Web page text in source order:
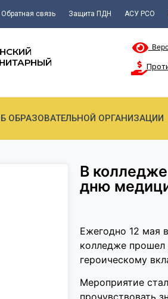
Обратная связь Защита ПДН АСУ РСО
ОБРАЗОВАТЕЛЬНОЙ ОРГАНИЗАЦИИ
В
дню
Ежегодно 12 мая
колледже прошел
героическому
Мероприятие